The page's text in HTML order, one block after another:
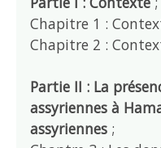
Chapitre 1 :
Chapitre 2 :
Partie II : La
assyriennes à
assyriennes ;